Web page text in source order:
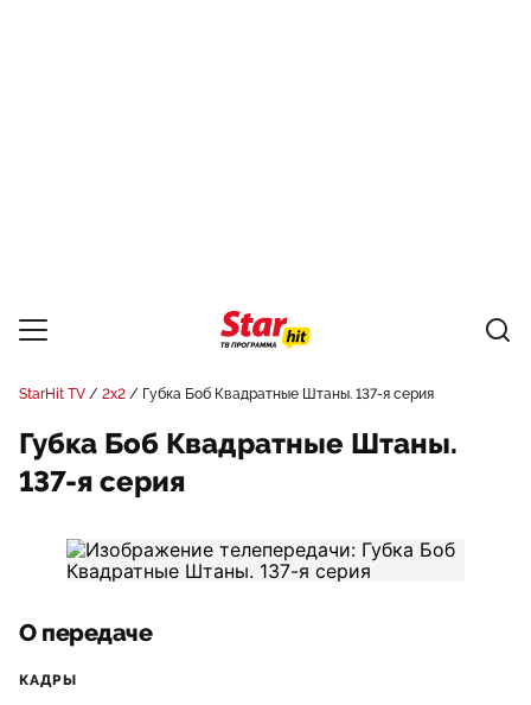
StarHit TV 2x2 Губка Боб Квадратные Штаны. 137-я серия
Губка Боб Квадратные Штаны.
137-я серия
О передаче
КАДРЫ